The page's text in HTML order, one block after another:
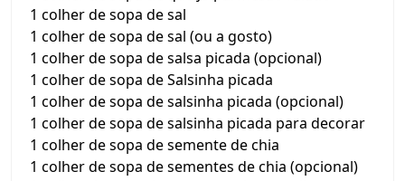
1 colher de sopa de sal
1 colher de sopa de sal (ou a gosto)
1 colher de sopa de salsa picada (opcional)
1 colher de sopa de Salsinha picada
1 colher de sopa de salsinha picada (opcional)
1 colher de sopa de salsinha picada para decorar
1 colher de sopa de semente de chia
1 colher de sopa de sementes de chia (opcional)